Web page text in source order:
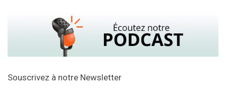
Souscrivez à notre Newsletter